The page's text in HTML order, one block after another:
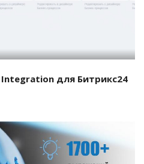
для Битрикс24